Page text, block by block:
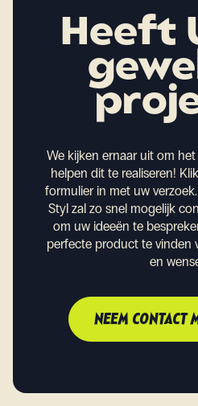
Heeft
We kijken ernaar uit om
helpen dit te realiseren!
formulier in met uw
Styl zal zo snel mogelijk
om uw ideeën te
perfecte product te vinden
en
NEEM CONTACT